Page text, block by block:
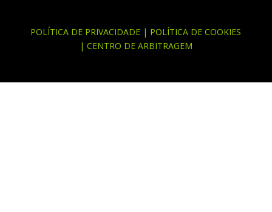
POLÍTICA DE PRIVACIDADE | POLÍTICA DE COOKIES
| CENTRO DE ARBITRAGEM